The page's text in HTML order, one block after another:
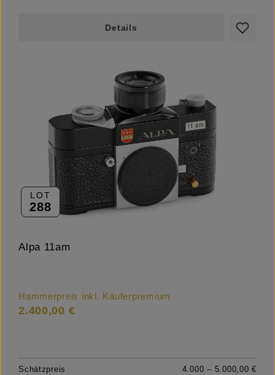
Details
LOT
288
Alpa 11am
Hammerpreis inkl. Käuferpremium
2.400,00 €
Schätzpreis
4.000 – 5.000,00 €